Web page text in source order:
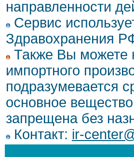
направленности
Сервис
Здравохранения
Также Вы можете
импортного
подразумевается
основное
запрещена без
Контакт: ir-